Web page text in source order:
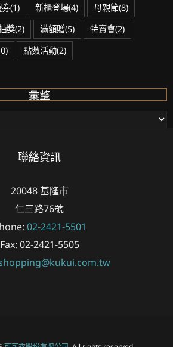
(1) 新櫃登場(4) 母親節(8)
獎(2) 滿額贈(5) 特賣會(2)
點數活動(2)
彙整
聯絡資訊
20048基隆市
仁三路76號
02-2421-5501
Fax: 02-2421-5505